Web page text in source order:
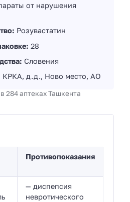
от нарушения
Розувастатин
28
Словения
КРКА, д.д., Ново место, АО
284 аптеках Ташкента
Противопоказания
— диспепсия
невротического